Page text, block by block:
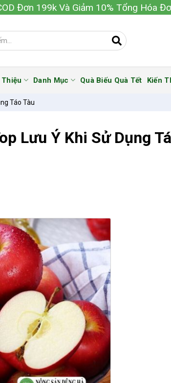
Đơn 199k Và Giảm 10% Tổng Hóa
Thiệu Danh Mục Quà Biếu Quà Tết Kiến
Táo Tàu
Lưu Ý Khi Sử Dụng